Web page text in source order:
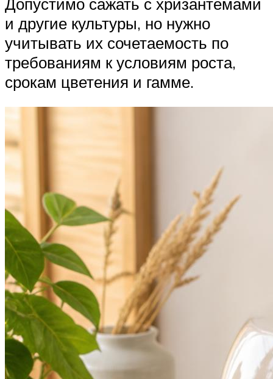
и другие культуры, но нужно
учитывать их сочетаемость по
требованиям к условиям роста,
срокам цветения и гамме.